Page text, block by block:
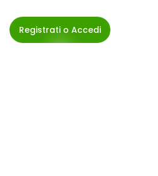
Registrati o Accedi